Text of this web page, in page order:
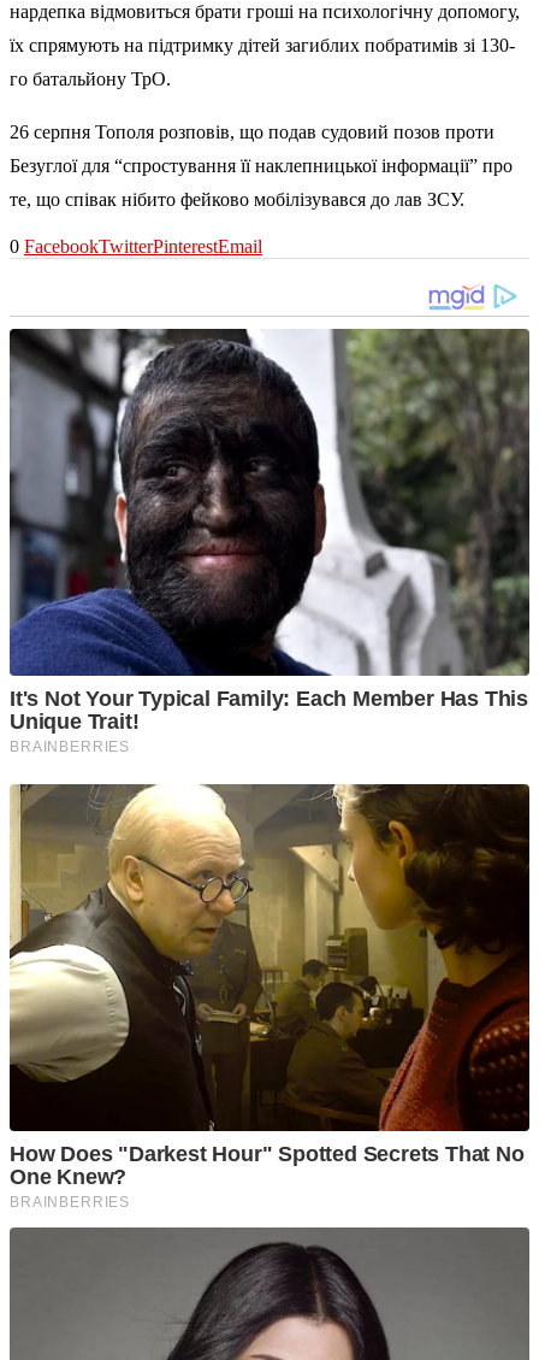
нардепка відмовиться брати гроші на психологічну допомогу,
їх спрямують на підтримку дітей загиблих побратимів зі 130-
го батальйону ТрО.
26 серпня Тополя розповів, що подав судовий позов проти
Безуглої для “спростування її наклепницької інформації” про
те, що співак нібито фейково мобілізувався до лав ЗСУ.
0 FacebookTwitterPinterestEmail